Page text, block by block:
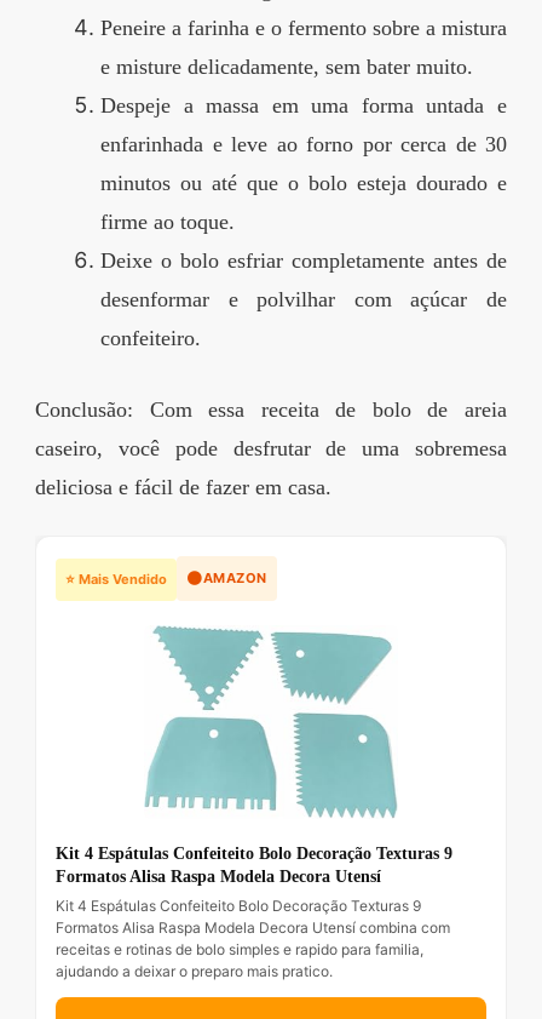
Peneire a farinha e o fermento sobre a mistura
e misture delicadamente, sem bater muito.
Despeje a massa em uma forma untada e
enfarinhada e leve ao forno por cerca de 30
minutos ou até que o bolo esteja dourado e
firme ao toque.
Deixe o bolo esfriar completamente antes de
desenformar e polvilhar com açúcar de
confeiteiro.
Conclusão: Com essa receita de bolo de areia
caseiro, você pode desfrutar de uma sobremesa
deliciosa e fácil de fazer em casa.
⭐ Mais Vendido 🟠AMAZON
Kit 4 Espátulas Confeiteito Bolo Decoração Texturas 9
Formatos Alisa Raspa Modela Decora Utensí
Kit 4 Espátulas Confeiteito Bolo Decoração Texturas 9
Formatos Alisa Raspa Modela Decora Utensí combina com
receitas e rotinas de bolo simples e rapido para familia,
ajudando a deixar o preparo mais pratico.